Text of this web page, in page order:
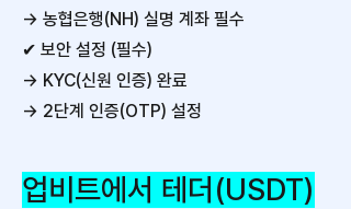
→ 농협은행(NH) 실명 계좌 필수
✔ 보안 설정 (필수)
→ KYC(신원 인증) 완료
→ 2단계 인증(OTP) 설정
업비트에서 테더(USDT)